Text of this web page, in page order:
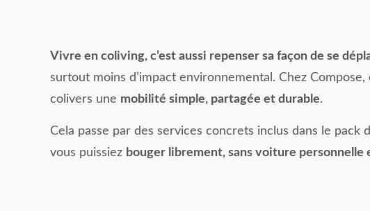
Vivre en coliving, c’est aussi repenser sa façon de se
surtout moins d’impact environnemental. Chez
colivers une mobilité simple, partagée et durable.
Cela passe par des services concrets inclus dans le pack
vous puissiez bouger librement, sans voiture personnelle